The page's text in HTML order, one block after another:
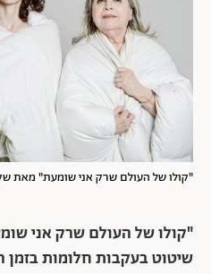
"קולו של העולם שרק אני שומעת" מאת
"קולו של העולם שרק אני
שיטוט בעקבות חלומות